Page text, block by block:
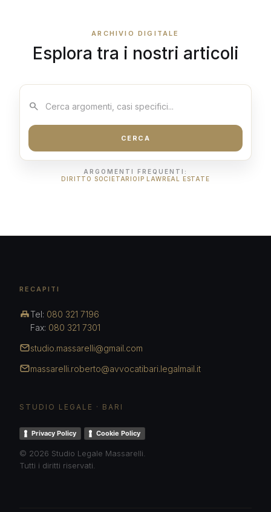
ARCHIVIO DIGITALE
Esplora tra i nostri articoli
Cerca:
search
CERCA
ARGOMENTI FREQUENTI:
DIRITTO SOCIETARIO
IP LAW REAL ESTATE
RECAPITI
Tel: 080 321 7196
Fax: 080 321 7301
studio.massarelli@gmail.com
massarelli.roberto@avvocatibari.legalmail.it
STUDIO LEGALE · BARI
Privacy Policy Cookie Policy
© 2026 Studio Legale Massarelli.
Tutti i diritti riservati.